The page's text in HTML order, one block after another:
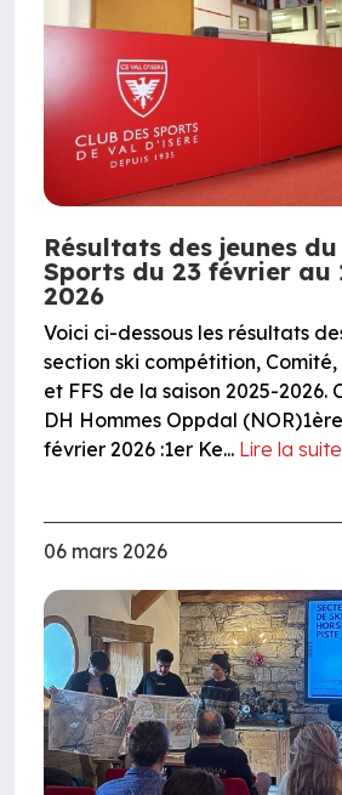
Résultats des jeunes
Sports du 23 février au
2026
Voici ci-dessous les résultats
section ski compétition,
et FFS de la saison 2025-2026.
DH Hommes Oppdal
février 2026 :1er Ke... Lire la suite
06 mars 2026